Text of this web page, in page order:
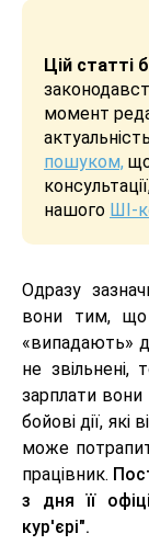
Цій статті
момент
пошуком,
нашого ШІ-
Одразу
вони тим, що
«випадають»
не звільнені,
зарплати
бойові дії, які
може
працівник.
з дня її
кур'єрі".